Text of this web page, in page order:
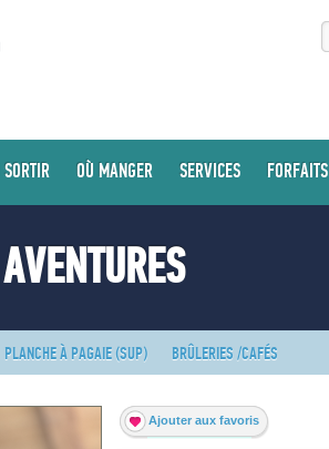
OÙ MANGER SERVICES FORFAITS
PLANCHE À PAGAIE (SUP) BRÛLERIES /CAFÉS
Ajouter aux favoris